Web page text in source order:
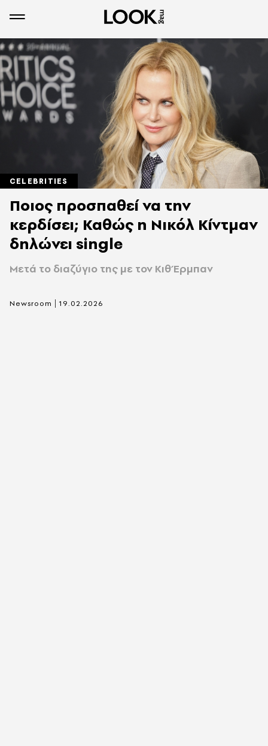
CELEBRITIES
Ποιος προσπαθεί να την
κερδίσει; Καθώς η Νικόλ Κίντμαν
δηλώνει single
Μετά το διαζύγιο της με τον Κιθ Έρμπαν
Newsroom | 19.02.2026